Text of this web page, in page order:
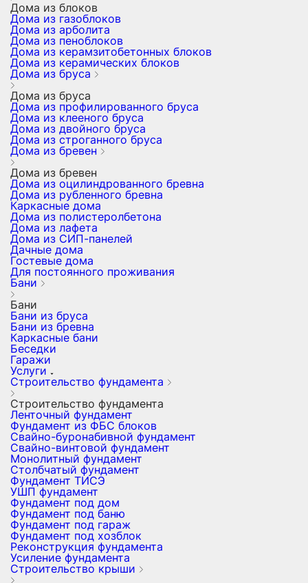
Дома из блоков
Дома из газоблоков
Дома из арболита
Дома из пеноблоков
Дома из керамзитобетонных блоков
Дома из керамических блоков
Дома из бруса
Дома из бруса
Дома из профилированного бруса
Дома из клееного бруса
Дома из двойного бруса
Дома из строганного бруса
Дома из бревен
Дома из бревен
Дома из оцилиндрованного бревна
Дома из рубленного бревна
Каркасные дома
Дома из полистеролбетона
Дома из лафета
Дома из СИП-панелей
Дачные дома
Гостевые дома
Для постоянного проживания
Бани
Бани
Бани из бруса
Бани из бревна
Каркасные бани
Беседки
Гаражи
Услуги
Строительство фундамента
Строительство фундамента
Ленточный фундамент
Фундамент из ФБС блоков
Свайно-буронабивной фундамент
Свайно-винтовой фундамент
Монолитный фундамент
Столбчатый фундамент
Фундамент ТИСЭ
УШП фундамент
Фундамент под дом
Фундамент под баню
Фундамент под гараж
Фундамент под хозблок
Реконструкция фундамента
Усиление фундамента
Строительство крыши